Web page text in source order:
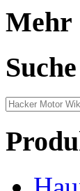
Mehr
Suche